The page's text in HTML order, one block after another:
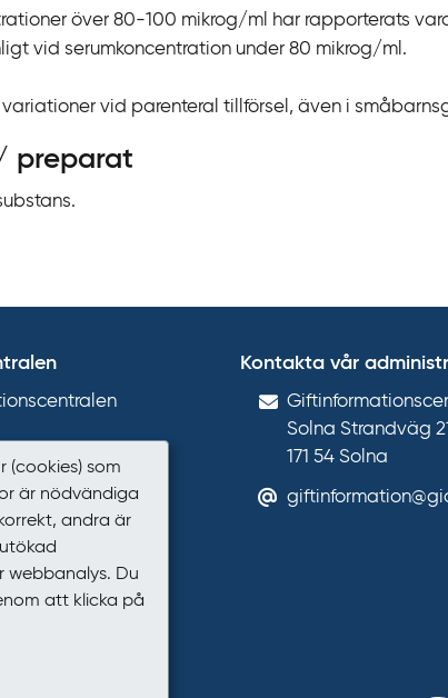
(cookies) som
är nödvändiga
andra är
webbanalys. Du
att klicka på
över 80-100 mikrog/ml har rapporterats
vid serumkoncentration under 80 mikrog/ml.
vid parenteral tillförsel, även i
preparat
personuppgifter
Kontakta vår
Solna Strandväg
171 54 Solna